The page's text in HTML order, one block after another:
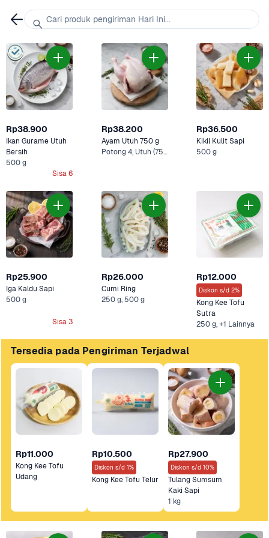
Rp38.900
Ikan Gurame Utuh
Bersih
500 g
Sisa 6
Rp38.200
Ayam Utuh 750 g
Potong 4, Utuh (750 g)
Rp36.500
Kikil Kulit Sapi
500 g
Rp25.900
Iga Kaldu Sapi
500 g
Sisa 3
Rp26.000
Cumi Ring
250 g, 500 g
Rp12.000
Diskon s/d 2%
Kong Kee Tofu
Sutra
250 g, +1 Lainnya
Tersedia pada Pengiriman Terjadwal
Rp11.000
Kong Kee Tofu
Udang
Rp10.500
Diskon s/d 1%
Kong Kee Tofu Telur
Rp27.900
Diskon s/d 10%
Tulang Sumsum
Kaki Sapi
1 kg
Cari produk pengiriman Hari Ini...